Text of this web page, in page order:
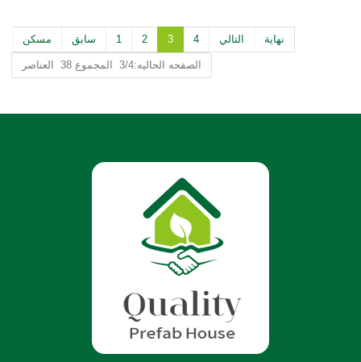
مسكن سابق 1 2 3 4 التالي نهاية
الصفحه الحاليه:3/4 المجموع 38 العناصر